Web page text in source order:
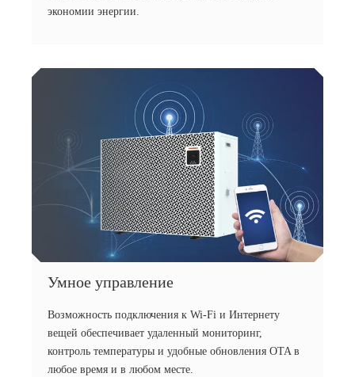
экономии энергии.
Умное управление
Возможность подключения к Wi-Fi и Интернету
вещей обеспечивает удаленный мониторинг,
контроль температуры и удобные обновления OTA в
любое время и в любом месте.